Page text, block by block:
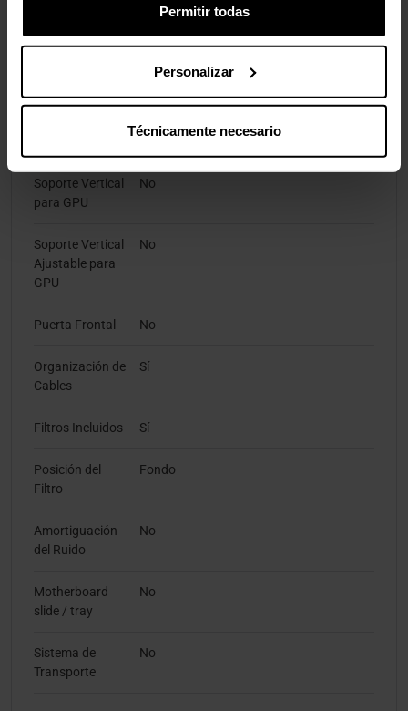
Permitir todas
Personalizar
Técnicamente necesario
Posición de E/S Lado
Soporte Vertical
para GPU
No
Soporte Vertical
Ajustable para
GPU
No
Puerta Frontal No
Organización de
Cables
Sí
Filtros Incluidos Sí
Posición del
Filtro
Fondo
Amortiguación
del Ruido
No
Motherboard
slide / tray
No
Sistema de
Transporte
No